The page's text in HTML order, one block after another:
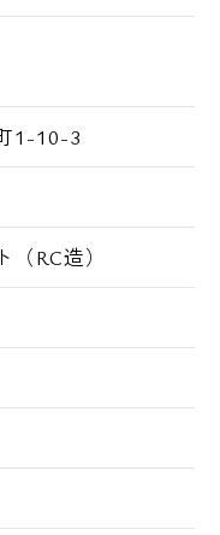
1-10-3
RC造）